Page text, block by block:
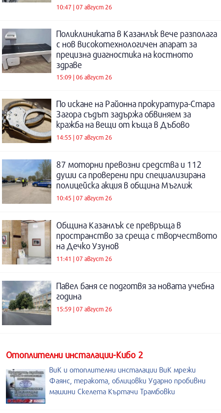
10:47 | 07 август 26
Поликлиниката в Казанлък вече разполага
с нов високотехнологичен апарат за
прецизна диагностика на костното
здраве
15:09 | 06 август 26
По искане на Районна прокуратура-Стара
Загора съдът задържа обвиняем за
кражба на вещи от къща в Дъбово
14:55 | 07 август 26
87 моторни превозни средства и 112
души са проверени при специализирана
полицейска акция в община Мъглиж
10:45 | 07 август 26
Община Казанлък се превръща в
пространство за среща с творчеството
на Дечко Узунов
11:41 | 07 август 26
Павел баня се подготвя за новата учебна
година
15:59 | 07 август 26
Отоплителни инсталации-Кибо 2
ВиК и отоплителни инсталации ВиК мрежи
Фаянс, теракота, облицовки Ударно пробивни
машини Скелета Къртачи Трамбовки